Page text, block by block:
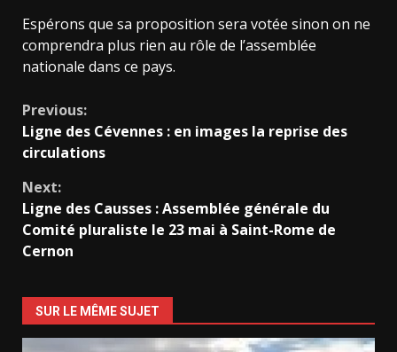
Espérons que sa proposition sera votée sinon on ne
comprendra plus rien au rôle de l’assemblée
nationale dans ce pays.
Continue
Reading
Previous:
Ligne des Cévennes : en images la reprise des
circulations
Next:
Ligne des Causses : Assemblée générale du
Comité pluraliste le 23 mai à Saint-Rome de
Cernon
SUR LE MÊME SUJET